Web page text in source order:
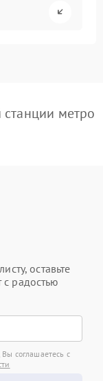
метро
оставьте
радостью
соглашаетесь с